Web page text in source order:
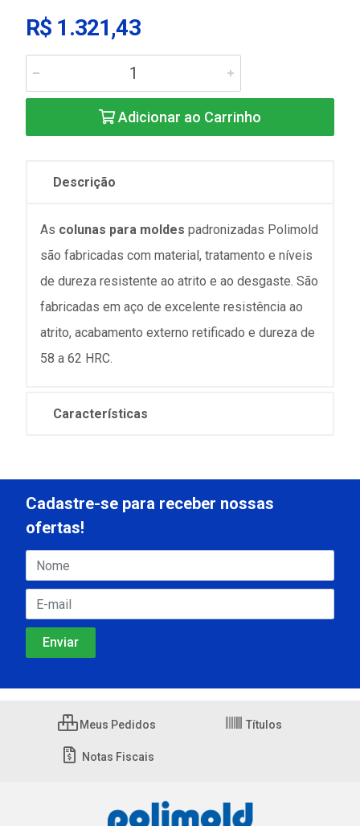
R$ 1.321,43
Adicionar ao Carrinho
Descrição
As colunas para moldes padronizadas Polimold
são fabricadas com material, tratamento e níveis
de dureza resistente ao atrito e ao desgaste. São
fabricadas em aço de excelente resistência ao
atrito, acabamento externo retificado e dureza de
58 a 62 HRC.
Características
Cadastre-se para receber nossas
ofertas!
Meus Pedidos Títulos
Notas Fiscais